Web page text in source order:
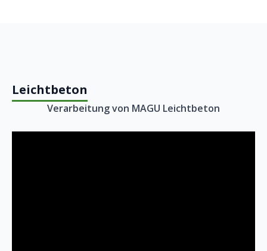
Leichtbeton
Verarbeitung von MAGU Leichtbeton